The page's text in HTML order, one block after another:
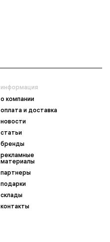
информация
о компании
оплата и доставка
новости
статьи
бренды
рекламные
материалы
партнеры
подарки
склады
контакты